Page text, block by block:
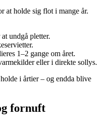
holde sig flot i mange år.
undgå pletter.
1–2 gange om året.
eller i direkte sollys.
i årtier – og endda blive
fornuft